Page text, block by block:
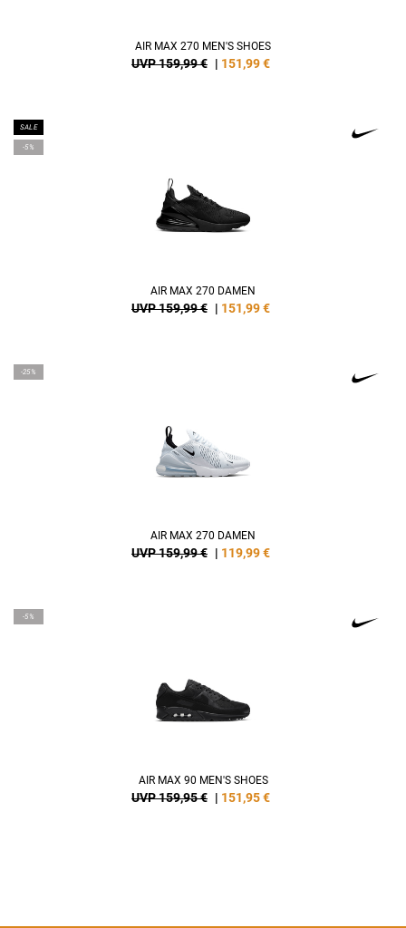
AIR MAX 270 MEN'S SHOES
UVP 159,99 € | 151,99€
SALE
-5%
AIR MAX 270 DAMEN
UVP 159,99 € | 151,99€
-25%
AIR MAX 270 DAMEN
UVP 159,99 € | 119,99€
-5%
AIR MAX 90 MEN'S SHOES
UVP 159,95 € | 151,95€